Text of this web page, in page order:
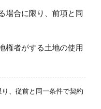
場合に限り、前項と同
権者がする土地の使用
、従前と同一条件で契約